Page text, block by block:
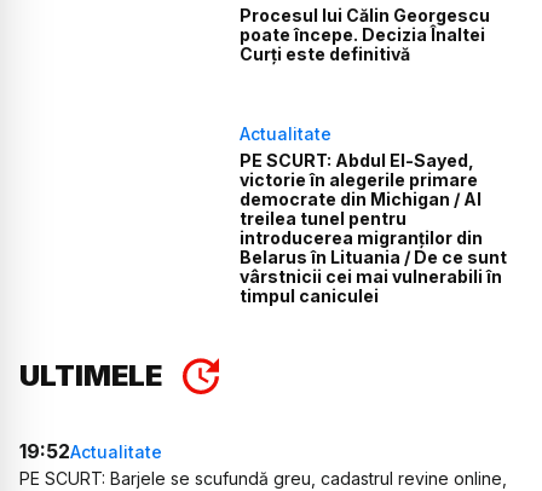
Procesul lui Călin Georgescu
poate începe. Decizia Înaltei
Curți este definitivă
Actualitate
PE SCURT: Abdul El-Sayed,
victorie în alegerile primare
democrate din Michigan / Al
treilea tunel pentru
introducerea migranților din
Belarus în Lituania / De ce sunt
vârstnicii cei mai vulnerabili în
timpul caniculei
ULTIMELE
19:52Actualitate
PE SCURT: Barjele se scufundă greu, cadastrul revine online,